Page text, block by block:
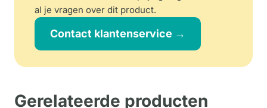
al je vragen over dit product.
Contact klantenservice →
Gerelateerde producten